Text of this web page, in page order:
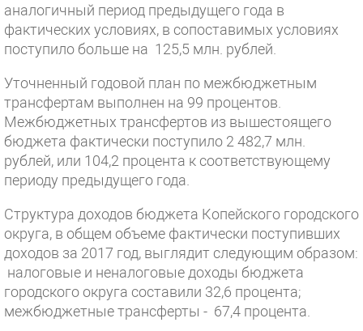
аналогичный период предыдущего года в
фактических условиях, в сопоставимых условиях
поступило больше на 125,5 млн. рублей.
Уточненный годовой план по межбюджетным
трансфертам выполнен на 99 процентов.
Межбюджетных трансфертов из вышестоящего
бюджета фактически поступило 2 482,7 млн.
рублей, или 104,2 процента к соответствующему
периоду предыдущего года.
Структура доходов бюджета Копейского городского
округа, в общем объеме фактически поступивших
доходов за 2017 год, выглядит следующим образом:
налоговые и неналоговые доходы бюджета
городского округа составили 32,6 процента;
межбюджетные трансферты - 67,4 процента.